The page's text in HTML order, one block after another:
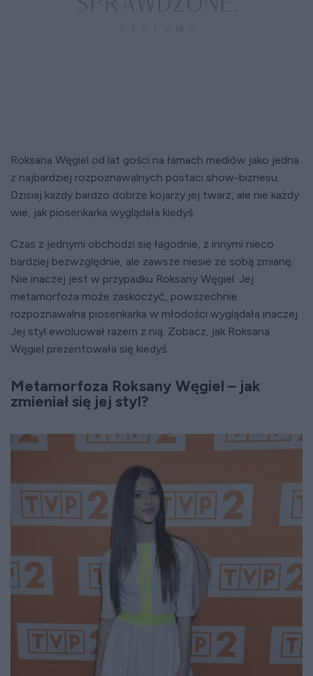
Roksana Węgiel od lat gości na łamach mediów jako jedna
z najbardziej rozpoznawalnych postaci show-biznesu.
Dzisiaj każdy bardzo dobrze kojarzy jej twarz, ale nie każdy
wie, jak piosenkarka wyglądała kiedyś.
Czas z jednymi obchodzi się łagodnie, z innymi nieco
bardziej bezwzględnie, ale zawsze niesie ze sobą zmianę.
Nie inaczej jest w przypadku Roksany Węgiel. Jej
metamorfoza może zaskoczyć, powszechnie
rozpoznawalna piosenkarka w młodości wyglądała inaczej.
Jej styl ewoluował razem z nią. Zobacz, jak Roksana
Węgiel prezentowała się kiedyś.
Metamorfoza Roksany Węgiel – jak
zmieniał się jej styl?